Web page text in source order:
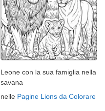
Leone con la sua famiglia nella
savana
nelle Pagine Lions da Colorare